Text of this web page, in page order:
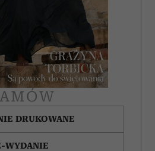
DRUKOWANE
WYDANIE